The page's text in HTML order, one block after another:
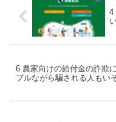
4
6 農家向けの給付金の詐欺
プルながら騙される人もい